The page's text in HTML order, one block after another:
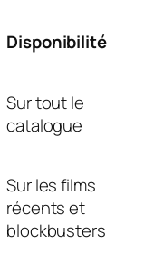
Disponibilité
Sur tout le
catalogue
Sur les films
récents et
blockbusters